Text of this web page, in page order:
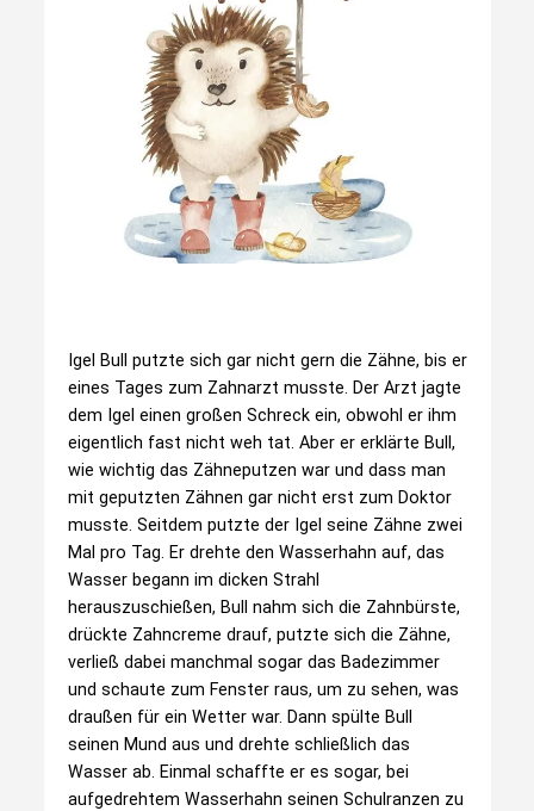
Igel Bull putzte sich gar nicht gern die Zähne, bis er
eines Tages zum Zahnarzt musste. Der Arzt jagte
dem Igel einen großen Schreck ein, obwohl er ihm
eigentlich fast nicht weh tat. Aber er erklärte Bull,
wie wichtig das Zähneputzen war und dass man
mit geputzten Zähnen gar nicht erst zum Doktor
musste. Seitdem putzte der Igel seine Zähne zwei
Mal pro Tag. Er drehte den Wasserhahn auf, das
Wasser begann im dicken Strahl
herauszuschießen, Bull nahm sich die Zahnbürste,
drückte Zahncreme drauf, putzte sich die Zähne,
verließ dabei manchmal sogar das Badezimmer
und schaute zum Fenster raus, um zu sehen, was
draußen für ein Wetter war. Dann spülte Bull
seinen Mund aus und drehte schließlich das
Wasser ab. Einmal schaffte er es sogar, bei
aufgedrehtem Wasserhahn seinen Schulranzen zu